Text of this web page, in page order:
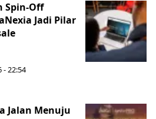
Spin-Off
Jadi Pilar
- 22:54
Jalan Menuju